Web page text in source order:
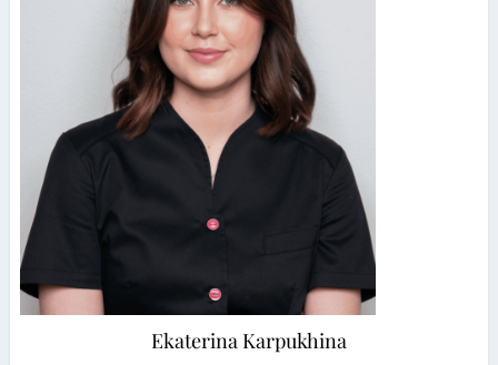
Ekaterina Karpukhina